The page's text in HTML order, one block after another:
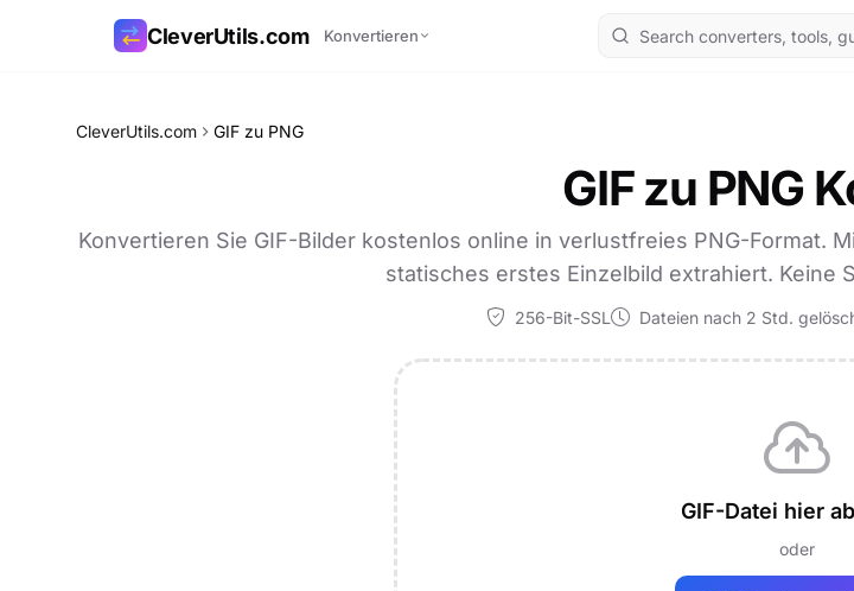
CleverUtils.com Konvertieren
CleverUtils.com GIF zu PNG
GIF zu PNG
Konvertieren Sie GIF-Bilder kostenlos online in verlustfreies PNG-Format.
statisches erstes Einzelbild extrahiert. Keine
256-Bit-SSL Dateien nach 2 Std.
GIF-Datei hier
oder